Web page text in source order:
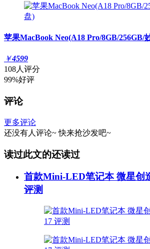
苹果MacBook Neo(A18 Pro/8GB/256GB/
￥4599
108人评分
99%好评
评论
更多评论
还没有人评论~ 快来抢沙发吧~
读过此文的还读过
首款Mini-LED笔记本 微星创
评测